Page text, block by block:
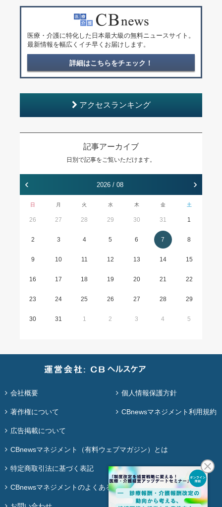
医療・介護に特化した日本最大級の無料ニュースサイト。
最新情報を幅広くイチ早くお届けします。
詳細はこちらをチェック！
アクセスランキング
記事アーカイブ
日別で記事をご覧いただけます。
‹ 2026 / 08 ›
日 月 火 水 木 金 土
26 27 28 29 30 31 1
2 3 4 5 6 7 8
9 10 11 12 13 14 15
16 17 18 19 20 21 22
23 24 25 26 27 28 29
30 31 1 2 3 4 5
会社概要 個人情報保護方針
著作権について CBnewsマネジメント利用規約
広告掲載について
CBnewsマネジメント（有料ウェブマガジン）とは
特定商取引法に基づく表記
CBnewsマネジメントのよくある質問